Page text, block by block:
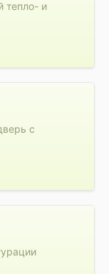
тепло- и
с